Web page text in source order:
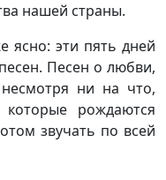
нашей страны.
ясно: эти пять дней
Песен о любви,
ни на что,
рождаются
звучать по всей